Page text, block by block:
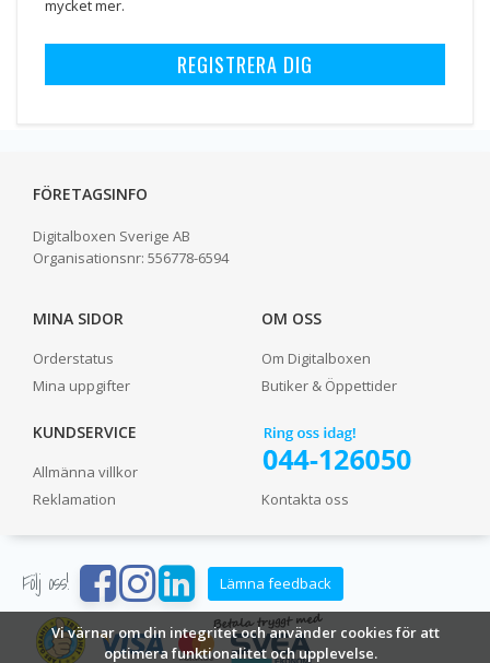
Vi värnar om din integritet och använder cookies för att
optimera funktionalitet och upplevelse.
mycket mer.
REGISTRERA DIG
FÖRETAGSINFO
Digitalboxen Sverige AB
Organisationsnr: 556778-6594
MINA SIDOR
Orderstatus
Mina uppgifter
OM OSS
Om Digitalboxen
Butiker & Öppettider
KUNDSERVICE
Allmänna villkor
Reklamation
Kontakta oss
Följ oss! Lämna feedback